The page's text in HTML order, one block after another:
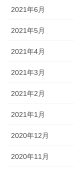
2021年6月
2021年5月
2021年4月
2021年3月
2021年2月
2021年1月
2020年12月
2020年11月